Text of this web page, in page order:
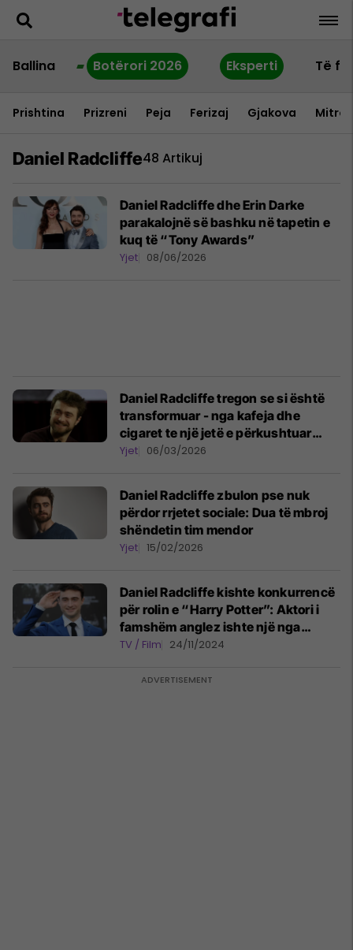
Ballina Botërori 2026 Eksperti Të
Prishtina Prizreni Peja Ferizaj Gjakova
Daniel Radcliffe48 Artikuj
Daniel Radcliffe dhe Erin Darke
parakalojnë së bashku në tapetin e
kuq të “Tony Awards”
Yjet 08/06/2026
Daniel Radcliffe tregon se si është
transformuar - nga kafeja dhe
cigaret te një jetë e përkushtuar
ndaj fitnesit
Yjet 06/03/2026
Daniel Radcliffe zbulon pse nuk
përdor rrjetet sociale: Dua të mbroj
shëndetin tim mendor
Yjet 15/02/2026
Daniel Radcliffe kishte konkurrencë
për rolin e “Harry Potter”: Aktori i
famshëm anglez ishte një nga
zgjedhjet kryesore
TV / Film 24/11/2024